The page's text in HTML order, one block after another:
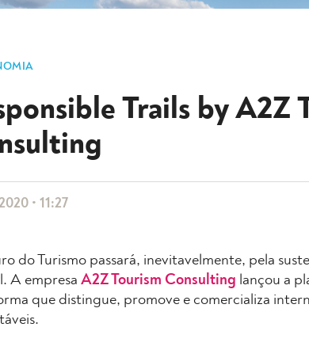
Trails by A2Z
• 11:27
do Turismo passará, inevitavelmente, pela
A empresa A2Z Tourism Consulting lançou a
que distingue, promove e comercializa